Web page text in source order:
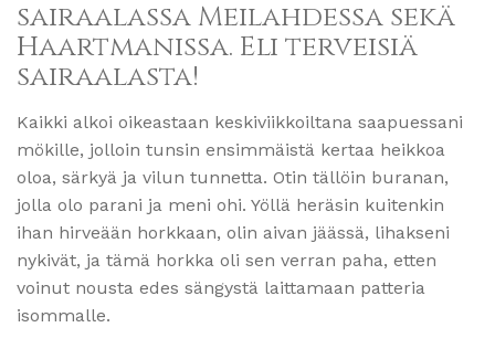
sairaalassa Meilahdessa sekä
Haartmanissa. Eli terveisiä
sairaalasta!
Kaikki alkoi oikeastaan keskiviikkoiltana saapuessani
mökille, jolloin tunsin ensimmäistä kertaa heikkoa
oloa, särkyä ja vilun tunnetta. Otin tällöin buranan,
jolla olo parani ja meni ohi. Yöllä heräsin kuitenkin
ihan hirveään horkkaan, olin aivan jäässä, lihakseni
nykivät, ja tämä horkka oli sen verran paha, etten
voinut nousta edes sängystä laittamaan patteria
isommalle.